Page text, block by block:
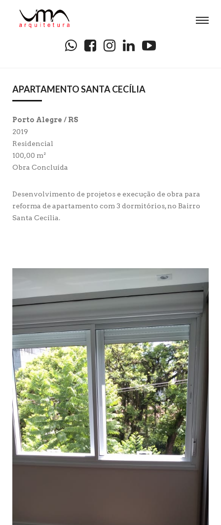
APARTAMENTO SANTA CECÍLIA
Porto Alegre / RS
2019
Residencial
100,00 m²
Obra Concluída
Desenvolvimento de projetos e execução de obra para
reforma de apartamento com 3 dormitórios, no Bairro
Santa Cecília.